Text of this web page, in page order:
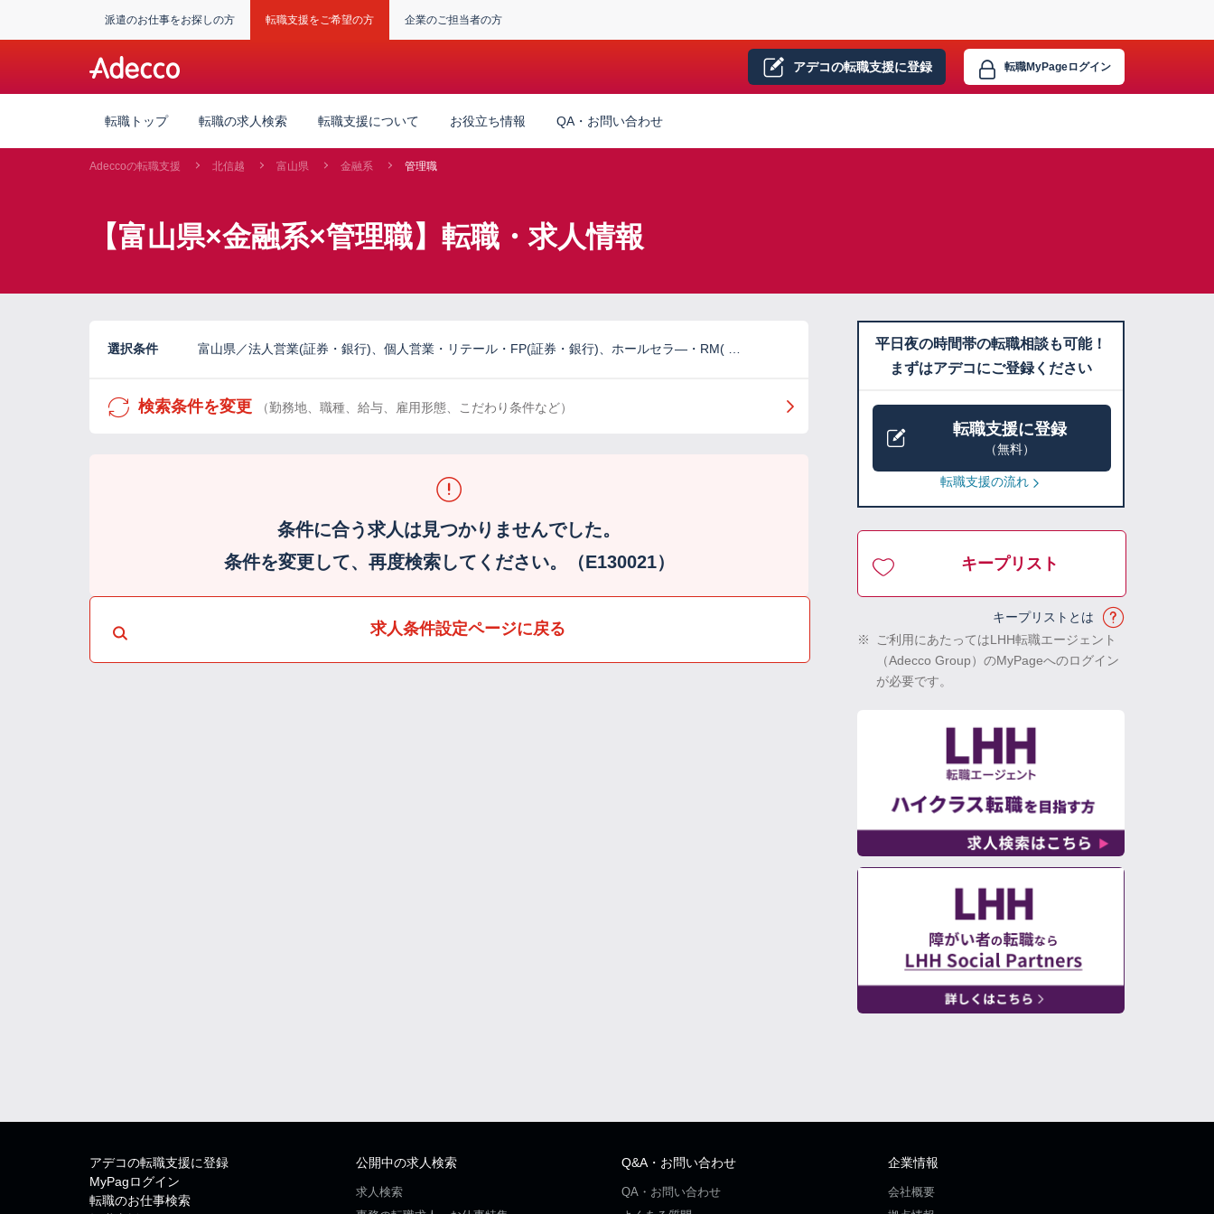
派遣のお仕事をお探しの方 転職支援をご希望の方 企業のご担当者の方
アデコの転職支援に登録 転職MyPageログイン
転職トップ 転職の求人検索 転職支援について お役立ち情報 QA・お問い合わせ
Adeccoの転職支援 北信越 富山県 金融系 管理職
【富山県×金融系×管理職】転職・求人情報
選択条件 富山県／法人営業(証券・銀行)、個人営業・リテール・FP(証券・銀行)、ホールセラ―・RM( …
検索条件を変更 （勤務地、職種、給与、雇用形態、こだわり条件など）
条件に合う求人は見つかりませんでした。
条件を変更して、再度検索してください。（E130021）
求人条件設定ページに戻る
平日夜の時間帯の転職相談も可能！
まずはアデコにご登録ください
転職支援に登録
（無料）
転職支援の流れ
キープリスト
キープリストとは
※
ご利用にあたってはLHH転職エージェント
（Adecco Group）のMyPageへのログイン
が必要です。
アデコの転職支援に登録
MyPagログイン
転職のお仕事検索
公開中の求人検索
求人検索
Q&A・お問い合わせ
QA・お問い合わせ
企業情報
会社概要